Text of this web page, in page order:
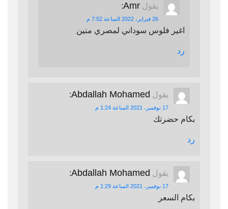
يقول Amr
:
26 فبراير، 2022 الساعة 7:52 م
اغير فلوس سوداني لمصري منين
رد
يقول Abdallah Mohamed
:
17 نوفمبر، 2021 الساعة 1:24 م
بكام حضرتك
رد
يقول Abdallah Mohamed
:
17 نوفمبر، 2021 الساعة 1:29 م
بكام السعر